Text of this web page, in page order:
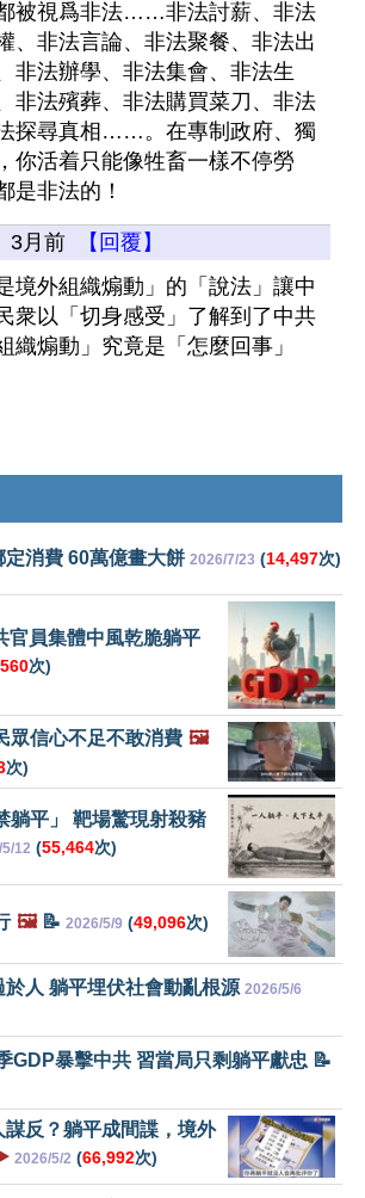
被視爲非法……非法討薪、非法
、非法言論、非法聚餐、非法出
非法辦學、非法集會、非法生
非法殯葬、非法購買菜刀、非法
探尋真相……。在專制政府、獨
你活着只能像牲畜一樣不停勞
是非法的！
3月前
【回覆】
境外組織煽動」的「說法」讓中
衆以「切身感受」了解到了中共
織煽動」究竟是「怎麼回事」
消費 60萬億畫大餅 2026/7/23 (14,497次)
官員集體中風乾脆躺平
次)
眾信心不足不敢消費 🖼️
次)
躺平」 靶場驚現射殺豬
12 (55,464次)
🖼️📝 2026/5/9 (49,096次)
人 躺平埋伏社會動亂根源 2026/5/6
GDP暴擊中共 習當局只剩躺平獻忠 📝
反？躺平成間諜，境外
2026/5/2 (66,992次)